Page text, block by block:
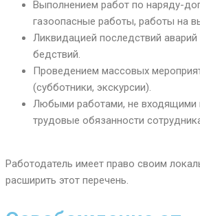
Выполнением работ по наряду-
газоопасные работы, работы на
Ликвидацией последствий аварий
бедствий.
Проведением массовых
(субботники, экскурсии).
Любыми работами, не входящими
трудовые обязанности
Работодатель имеет право своим
расширить этот перечень.